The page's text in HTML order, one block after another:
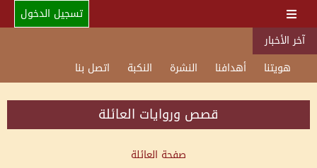
تسجيل الدخول
آخر الأخبار
هويتنا
أهدافنا النشرة النكبة اتصل بنا
قصص وروايات العائلة
صفحة العائلة